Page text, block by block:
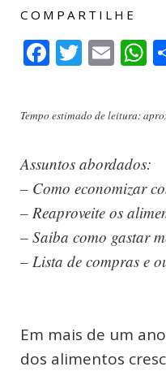
COMPARTILHE
Facebook
Tempo estimado de leitura:
Assuntos abordados:
– Como economizar
– Reaproveite os
– Saiba como gastar
– Lista de compras e
Em mais de um
dos alimentos